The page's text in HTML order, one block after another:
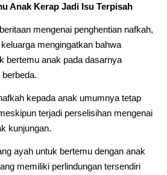
Anak Kerap Jadi Isu Terpisah
mengenai penghentian nafkah,
mengingatkan bahwa
bertemu anak pada dasarnya
kepada anak umumnya tetap
terjadi perselisihan mengenai
kunjungan.
ayah untuk bertemu dengan anak
memiliki perlindungan tersendiri